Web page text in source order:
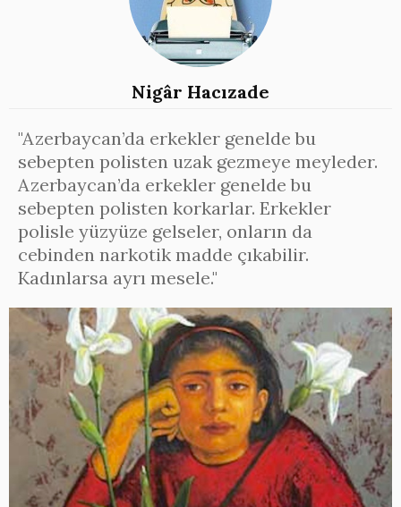
Nigâr Hacızade
"Azerbaycan’da erkekler genelde bu
sebepten polisten uzak gezmeye meyleder.
Azerbaycan’da erkekler genelde bu
sebepten polisten korkarlar. Erkekler
polisle yüzyüze gelseler, onların da
cebinden narkotik madde çıkabilir.
Kadınlarsa ayrı mesele."